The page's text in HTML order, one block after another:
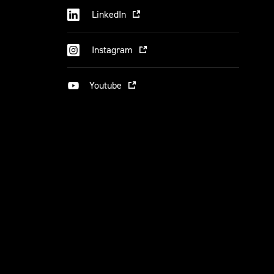
LinkedIn
Instagram
Youtube